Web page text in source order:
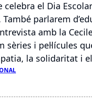
celebra el Dia
parlarem
amb la
sèries i pel·lícules
la solidaritat i